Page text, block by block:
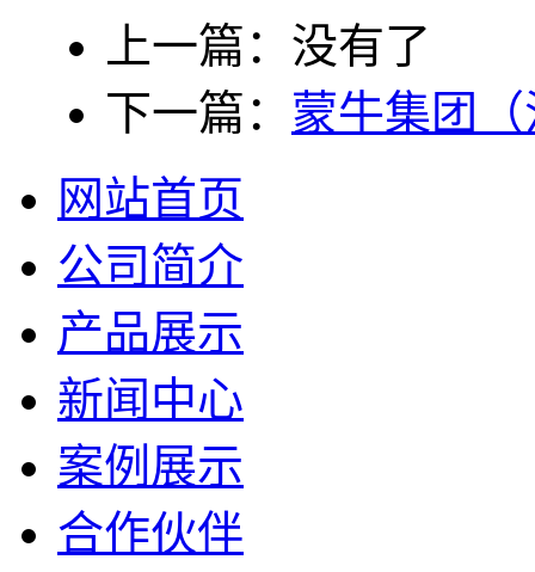
上一篇：没有了
下一篇： 蒙牛集团
网站首页
公司简介
产品展示
新闻中心
案例展示
合作伙伴